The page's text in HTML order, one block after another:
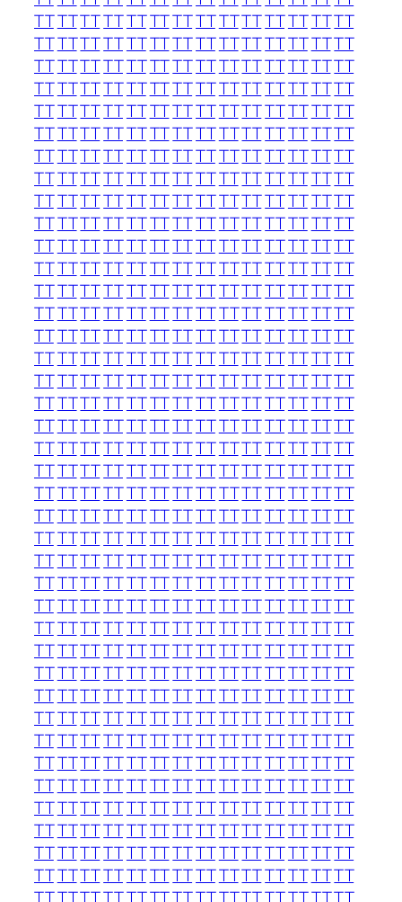
TTTTTTTTTTTTTTTTTTTTTTTTTTTT
TTTTTTTTTTTTTTTTTTTTTTTTTTTT
TTTTTTTTTTTTTTTTTTTTTTTTTTTT
TTTTTTTTTTTTTTTTTTTTTTTTTTTT
TTTTTTTTTTTTTTTTTTTTTTTTTTTT
TTTTTTTTTTTTTTTTTTTTTTTTTTTT
TTTTTTTTTTTTTTTTTTTTTTTTTTTT
TTTTTTTTTTTTTTTTTTTTTTTTTTTT
TTTTTTTTTTTTTTTTTTTTTTTTTTTT
TTTTTTTTTTTTTTTTTTTTTTTTTTTT
TTTTTTTTTTTTTTTTTTTTTTTTTTTT
TTTTTTTTTTTTTTTTTTTTTTTTTTTT
TTTTTTTTTTTTTTTTTTTTTTTTTTTT
TTTTTTTTTTTTTTTTTTTTTTTTTTTT
TTTTTTTTTTTTTTTTTTTTTTTTTTTT
TTTTTTTTTTTTTTTTTTTTTTTTTTTT
TTTTTTTTTTTTTTTTTTTTTTTTTTTT
TTTTTTTTTTTTTTTTTTTTTTTTTTTT
TTTTTTTTTTTTTTTTTTTTTTTTTTTT
TTTTTTTTTTTTTTTTTTTTTTTTTTTT
TTTTTTTTTTTTTTTTTTTTTTTTTTTT
TTTTTTTTTTTTTTTTTTTTTTTTTTTT
TTTTTTTTTTTTTTTTTTTTTTTTTTTT
TTTTTTTTTTTTTTTTTTTTTTTTTTTT
TTTTTTTTTTTTTTTTTTTTTTTTTTTT
TTTTTTTTTTTTTTTTTTTTTTTTTTTT
TTTTTTTTTTTTTTTTTTTTTTTTTTTT
TTTTTTTTTTTTTTTTTTTTTTTTTTTT
TTTTTTTTTTTTTTTTTTTTTTTTTTTT
TTTTTTTTTTTTTTTTTTTTTTTTTTTT
TTTTTTTTTTTTTTTTTTTTTTTTTTTT
TTTTTTTTTTTTTTTTTTTTTTTTTTTT
TTTTTTTTTTTTTTTTTTTTTTTTTTTT
TTTTTTTTTTTTTTTTTTTTTTTTTTTT
TTTTTTTTTTTTTTTTTTTTTTTTTTTT
TTTTTTTTTTTTTTTTTTTTTTTTTTTT
TTTTTTTTTTTTTTTTTTTTTTTTTTTT
TTTTTTTTTTTTTTTTTTTTTTTTTTTT
TTTTTTTTTTTTTTTTTTTTTTTTTTTT